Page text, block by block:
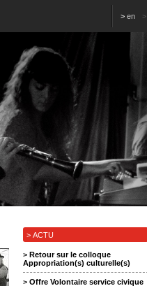
> en >
> ACTU
> Retour sur le colloque
Appropriation(s) culturelle(s)
> Offre Volontaire service civique